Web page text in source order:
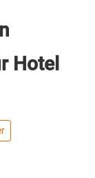
Hotel